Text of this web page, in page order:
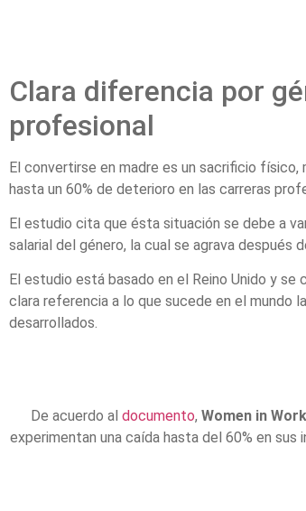
Clara diferencia por
profesional
El convertirse en madre es un sacrificio
hasta un 60% de deterioro en las carreras
El estudio cita que ésta situación se debe a
salarial del género, la cual se agrava después
El estudio está basado en el Reino Unido y se
clara referencia a lo que sucede en el mundo
desarrollados.
De acuerdo aldocumento,Women in
experimentan una caída hasta del 60% en